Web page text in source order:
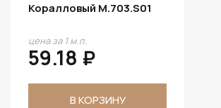
Коралловый M.703.S01
цена за 1 м.п.
59.18 ₽
В КОРЗИНУ